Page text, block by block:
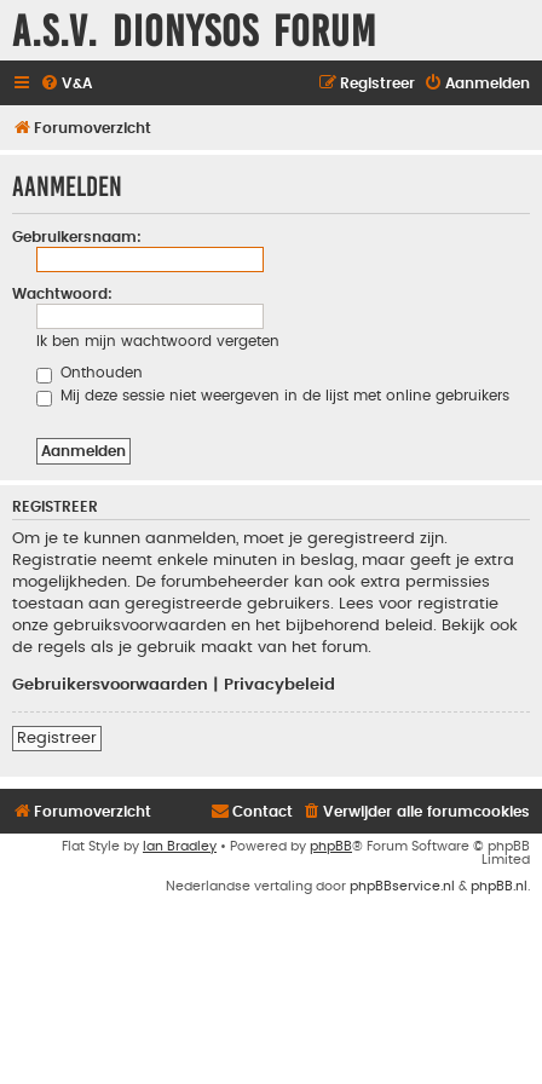
A.S.V. Dionysos Forum
V&A Aanmelden
Registreer
Forumoverzicht
Aanmelden
Gebruikersnaam:
Wachtwoord:
Ik ben mijn wachtwoord vergeten
Onthouden
Mij deze sessie niet weergeven in de lijst met online gebruikers
REGISTREER
Om je te kunnen aanmelden, moet je geregistreerd zijn.
Registratie neemt enkele minuten in beslag, maar geeft je extra
mogelijkheden. De forumbeheerder kan ook extra permissies
toestaan aan geregistreerde gebruikers. Lees voor registratie
onze gebruiksvoorwaarden en het bijbehorend beleid. Bekijk ook
de regels als je gebruik maakt van het forum.
Gebruikersvoorwaarden Privacybeleid
Registreer
Forumoverzicht Verwijder alle forumcookies
Contact
Flat Style by Ian Bradley • Powered by phpBB® Forum Software © phpBB
Limited
Nederlandse vertaling door phpBBservice.nl & phpBB.nl .